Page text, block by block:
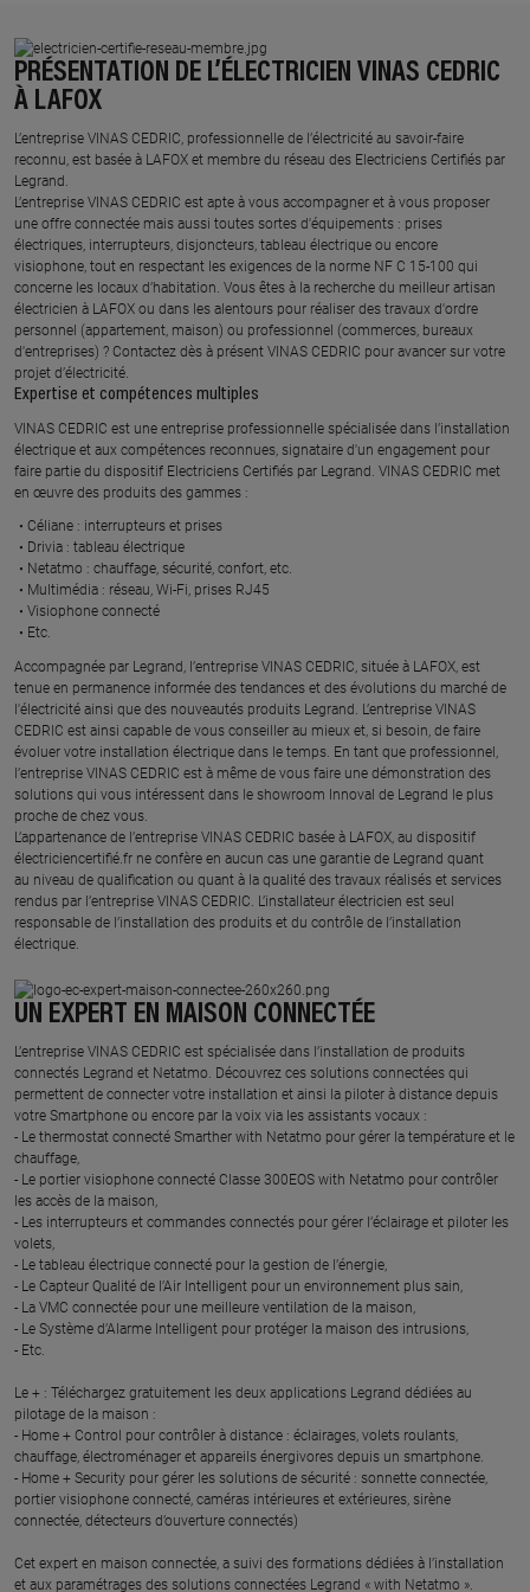
PRÉSENTATION DE L’ÉLECTRICIEN VINAS CEDRIC
À LAFOX
L’entreprise VINAS CEDRIC, professionnelle de l’électricité au savoir-faire
reconnu, est basée à LAFOX et membre du réseau des Electriciens Certifiés par
Legrand.​
L’entreprise VINAS CEDRIC est apte à vous accompagner et à vous proposer
une offre connectée mais aussi toutes sortes d'équipements : prises
électriques, interrupteurs, disjoncteurs, tableau électrique ou encore
visiophone, tout en respectant les exigences de la norme NF C 15-100 qui
concerne les locaux d’habitation. Vous êtes à la recherche du meilleur artisan
électricien à LAFOX ou dans les alentours pour réaliser des travaux d'ordre
personnel (appartement, maison) ou professionnel (commerces, bureaux
d'entreprises) ? Contactez dès à présent VINAS CEDRIC pour avancer sur votre
projet d’électricité.
Expertise et compétences multiples​
​VINAS CEDRIC est une entreprise professionnelle spécialisée dans l’installation
électrique et aux compétences reconnues, ​signataire d'un engagement pour
faire partie du dispositif Electriciens Certifiés par Legrand​. VINAS CEDRIC met
en œuvre des produits des gammes : ​
Céliane : interrupteurs et prises ​
Drivia : tableau électrique ​
Netatmo : chauffage, sécurité, confort, etc.​
Multimédia : réseau, Wi-Fi, prises RJ45​
Visiophone connecté​
Etc.​
​Accompagnée par Legrand, l’entreprise VINAS CEDRIC, située à LAFOX, est
tenue en permanence informée des tendances et des évolutions du marché de
l'électricité ainsi que des nouveautés produits Legrand. L’entreprise VINAS
CEDRIC est ainsi capable de vous conseiller au mieux et, si besoin, de faire
évoluer votre installation électrique dans le temps. En tant que professionnel,
l’entreprise VINAS CEDRIC est à même de vous faire une démonstration des
solutions qui vous intéressent dans le showroom Innoval de Legrand le plus
proche de chez vous.​
L’appartenance de l’entreprise VINAS CEDRIC basée à LAFOX, au dispositif
électriciencertifié.fr ne confère en aucun cas une garantie de Legrand quant
au niveau de qualification ou quant à la qualité des travaux réalisés et services
rendus par l’entreprise VINAS CEDRIC. L’installateur électricien est seul
responsable de l’installation des produits et du contrôle de l’installation
électrique.
UN EXPERT EN MAISON CONNECTÉE
L’entreprise VINAS CEDRIC est spécialisée dans l’installation de produits
connectés Legrand et Netatmo. Découvrez ces solutions connectées qui
permettent de connecter votre installation et ainsi la piloter à distance depuis
votre Smartphone ou encore par la voix via les assistants vocaux :
- Le thermostat connecté Smarther with Netatmo pour gérer la température et le
chauffage,
- Le portier visiophone connecté Classe 300EOS with Netatmo pour contrôler
les accès de la maison,
- Les interrupteurs et commandes connectés pour gérer l’éclairage et piloter les
volets,
- Le tableau électrique connecté pour la gestion de l’énergie,
- Le Capteur Qualité de l’Air Intelligent pour un environnement plus sain,
- La VMC connectée pour une meilleure ventilation de la maison,
- Le Système d’Alarme Intelligent pour protéger la maison des intrusions,
- Etc.
Le + : Téléchargez gratuitement les deux applications Legrand dédiées au
pilotage de la maison :
- Home + Control pour contrôler à distance : éclairages, volets roulants,
chauffage, électroménager et appareils énergivores depuis un smartphone.
- Home + Security pour gérer les solutions de sécurité : sonnette connectée,
portier visiophone connecté, caméras intérieures et extérieures, sirène
connectée, détecteurs d’ouverture connectés)
Cet expert en maison connectée, a suivi des formations dédiées à l’installation
et aux paramétrages des solutions connectées Legrand « with Netatmo ».